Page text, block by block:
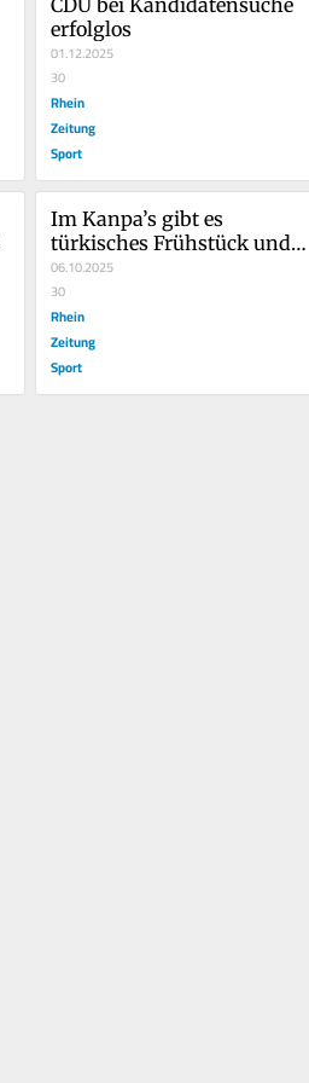
erfolglos
01.12.2025
30
Rhein
Zeitung
Sport
Im Kanpa’s gibt es
türkisches Frühstück und
vieles mehr
06.10.2025
30
Rhein
Zeitung
Sport